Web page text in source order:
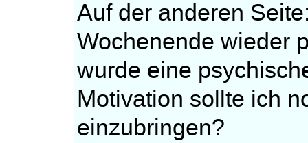
Auf der anderen
Wochenende wieder
wurde eine
Motivation sollte ich
einzubringen?